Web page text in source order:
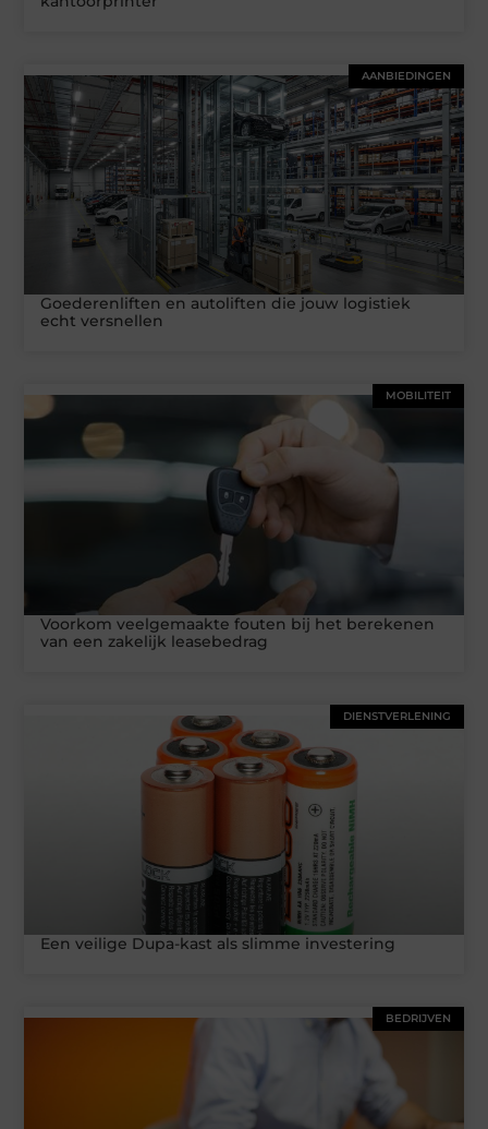
AANBIEDINGEN
Goederenliften en autoliften die jouw logistiek
echt versnellen
MOBILITEIT
Voorkom veelgemaakte fouten bij het berekenen
van een zakelijk leasebedrag
DIENSTVERLENING
Een veilige Dupa-kast als slimme investering
BEDRIJVEN